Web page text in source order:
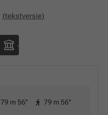
(tekstversie)
79 m 56'' 79 m 56''